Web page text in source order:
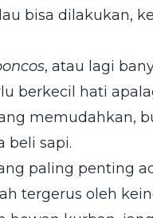
bisa dilakukan,
, atau lagi
berkecil hati
memudahkan,
beli sapi.
paling penting
tergerus oleh